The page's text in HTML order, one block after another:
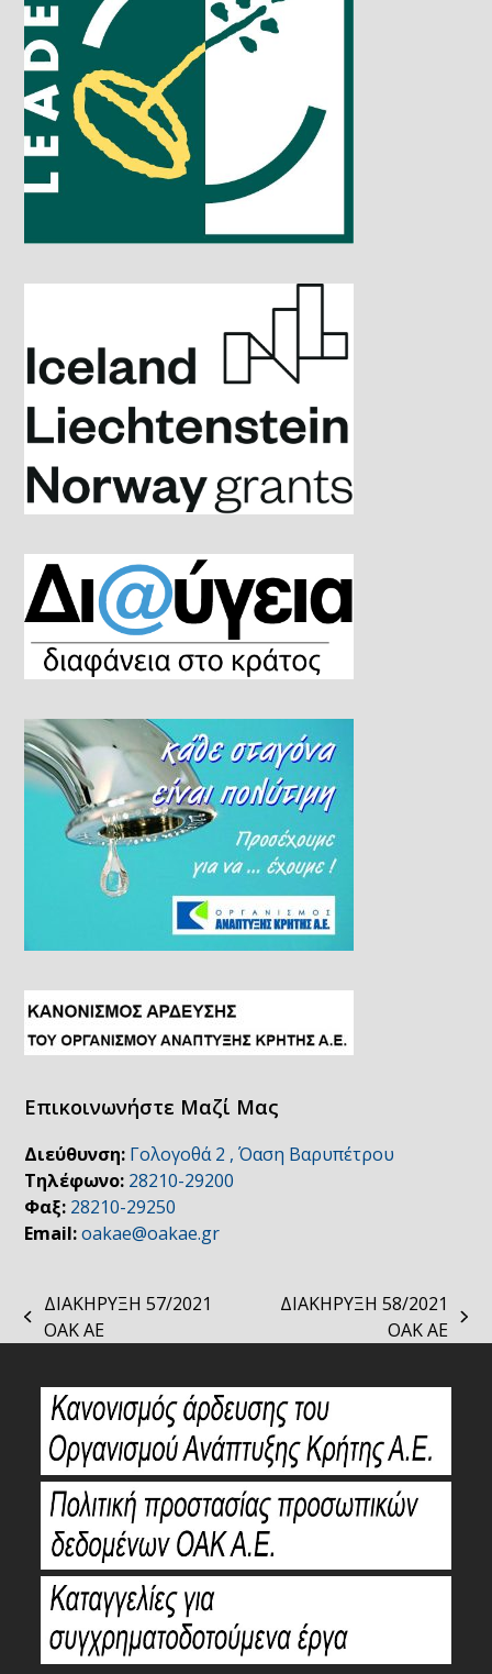
Επικοινωνήστε Μαζί Μας
Διεύθυνση: Γολογοθά 2 , Όαση Βαρυπέτρου
Τηλέφωνο: 28210-29200
Φαξ: 28210-29250
Email: oakae@oakae.gr
previous
ΔΙΑΚΗΡΥΞΗ 57/2021
ΟΑΚ ΑΕ
ΔΙΑΚΗΡΥΞΗ 58/2021
ΟΑΚ ΑΕ